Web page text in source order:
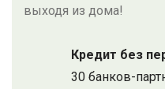
выходя из дома!
Кредит без
30 банков-